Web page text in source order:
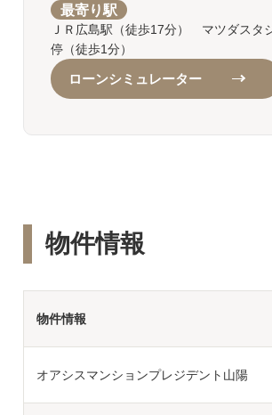
最寄り駅
ＪＲ広島駅（徒歩17分） マツダスタ
停（徒歩1分）
ローンシミュレーター
物件情報
物件情報
オアシスマンションプレジデント山陽